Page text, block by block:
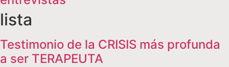
lista
Testimonio de la CRISIS más profunda
a ser TERAPEUTA